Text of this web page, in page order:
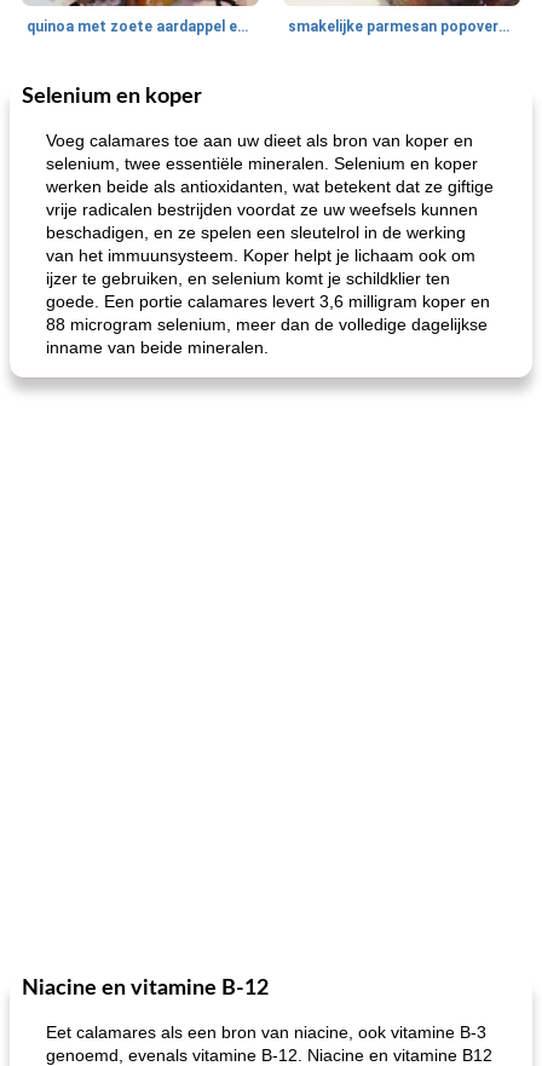
quinoa met zoete aardappel en champignons smakelijke parmesan popovers (gezonder!)
One Dish Meal
gemakkelijke rijst en hamburger een gerecht diner
Selenium en koper
Voeg calamares toe aan uw dieet als bron van koper en
selenium, twee essentiële mineralen. Selenium en koper
werken beide als antioxidanten, wat betekent dat ze giftige
vrije radicalen bestrijden voordat ze uw weefsels kunnen
beschadigen, en ze spelen een sleutelrol in de werking
van het immuunsysteem. Koper helpt je lichaam ook om
ijzer te gebruiken, en selenium komt je schildklier ten
goede. Een portie calamares levert 3,6 milligram koper en
88 microgram selenium, meer dan de volledige dagelijkse
inname van beide mineralen.
Niacine en vitamine B-12
Eet calamares als een bron van niacine, ook vitamine B-3
genoemd, evenals vitamine B-12. Niacine en vitamine B12